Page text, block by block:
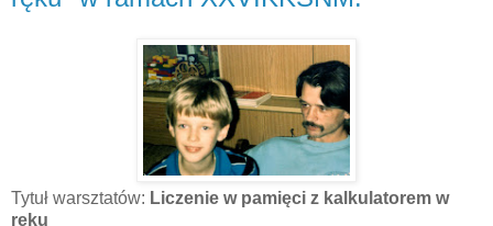
Tytuł warsztatów: Liczenie w pamięci z kalkulatorem w
ręku